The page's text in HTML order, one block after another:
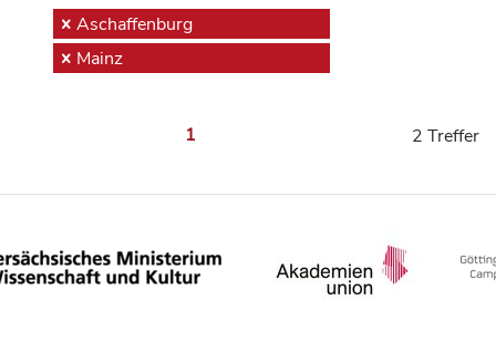
Aschaffenburg
Mainz
1 2 Treffer